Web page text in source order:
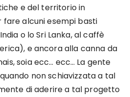
e del territorio in
fare alcuni esempi basti
o lo Sri Lanka, al caffè
e ancora alla canna da
soia ecc… ecc… La gente
non schiavizzata a tal
di aderire a tal progetto